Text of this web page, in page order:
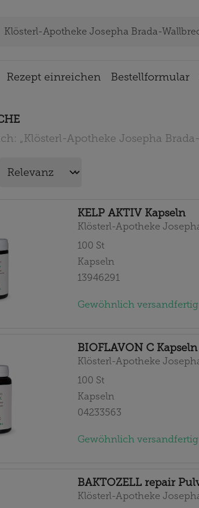
Rezept einreichen Bestellformular
„Klösterl-Apotheke Josepha Brada-
KELP AKTIV Kapseln
Klösterl-Apotheke
100 St
Kapseln
13946291
Gewöhnlich
BIOFLAVON C Kapseln
Klösterl-Apotheke
100 St
Kapseln
04233563
Gewöhnlich
BAKTOZELL repair
Klösterl-Apotheke